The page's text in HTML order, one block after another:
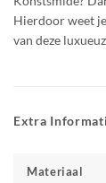
Hierdoor weet
van deze
Extra
Materiaal